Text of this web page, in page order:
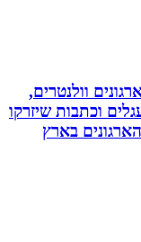
וולנטרים,
שיזרקו
בארץ